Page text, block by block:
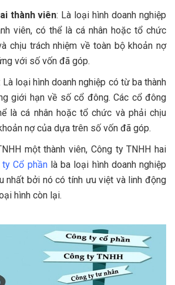
thành viên: Là loại hình doanh nghiệp
viên, có thể là cá nhân hoặc tổ chức
chịu trách nhiệm về toàn bộ khoản nợ
với số vốn đã góp.
Là loại hình doanh nghiệp có từ ba thành
giới hạn về số cổ đông. Các cổ đông
là cá nhân hoặc tổ chức và phải chịu
nợ của dựa trên số vốn đã góp.
một thành viên, Công ty TNHH hai
ty Cổ phầnlà ba loại hình doanh nghiệp
nhất bởi nó có tính ưu việt và linh động
hình còn lại.